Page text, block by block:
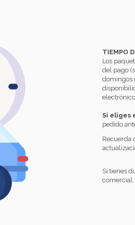
TIEMPO
Los
del pago
domingos
Si eliges
pedido
Recuerda
Si tienes
comercial,